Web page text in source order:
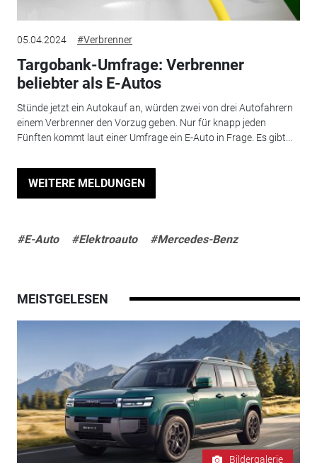
05.04.2024 #Verbrenner
Targobank-Umfrage: Verbrenner
beliebter als E-Autos
Stünde jetzt ein Autokauf an, würden zwei von drei Autofahrern
einem Verbrenner den Vorzug geben. Nur für knapp jeden
Fünften kommt laut einer Umfrage ein E-Auto in Frage. Es gibt...
WEITERE MELDUNGEN
#E-Auto #Elektroauto #Mercedes-Benz
MEISTGELESEN
Bildergalerie